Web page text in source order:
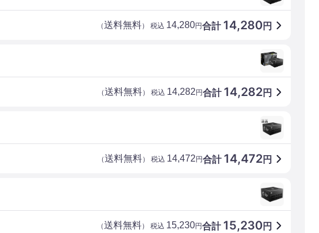
合計 14,280円
（送料無料） 税込 14,280円
合計 14,282円
（送料無料） 税込 14,282円
合計 14,472円
（送料無料） 税込 14,472円
合計 15,230円
（送料無料） 税込 15,230円